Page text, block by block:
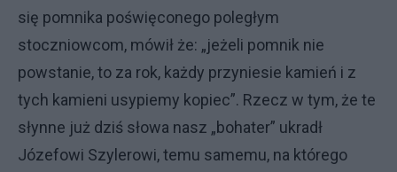
się pomnika poświęconego poległym
stoczniowcom, mówił że: „jeżeli pomnik nie
powstanie, to za rok, każdy przyniesie kamień i z
tych kamieni usypiemy kopiec”. Rzecz w tym, że te
słynne już dziś słowa nasz „bohater” ukradł
Józefowi Szylerowi, temu samemu, na którego